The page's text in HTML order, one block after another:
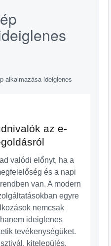
az e-
valódi előnyt, ha a
és a napi
van. A modern
egyre
nemcsak
ideiglenes
tevékenységüket.
kitelepülés,